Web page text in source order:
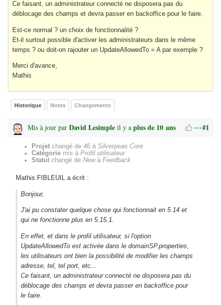
Ce faisant, un administrateur connecté ne disposera pas du
déblocage des champs et devra passer en backoffice pour le faire.
Est-ce normal ? un choix de fonctionnalité ?
Et-il surtout possible d'activer les administrateurs dans le même
temps ? ou doit-on rajouter un UpdateAllowedTo = A par exemple ?
Merci d'avance,
Mathis
Historique Notes Changements
Mis à jour par David Lesimple il y a plus de 10 ans #1
Projet changé de 46 à Silverpeas Core
Catégorie mis à Profil utilisateur
Statut changé de Newà Feedback
Mathis FIBLEUIL a écrit :
Bonjour,
J'ai pu constater quelque chose qui fonctionnait en 5.14 et
qui ne fonctionne plus en 5.15.1.
En effet, et dans le profil utilisateur, si l'option
UpdateAllowedTo est activée dans le domainSP.properties,
les utilisateurs ont bien la possibilité de modifier les champs
adresse, tel, tel port, etc...
Ce faisant, un administrateur connecté ne disposera pas du
déblocage des champs et devra passer en backoffice pour
le faire.